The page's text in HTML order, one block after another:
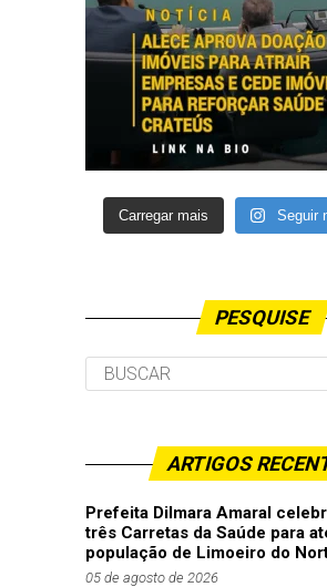
Carregar mais Seguir
PESQUISE
ARTIGOS
Prefeita Dilmara Amaral
três Carretas da Saúde para
população de Limoeiro do
05 de agosto de 2026